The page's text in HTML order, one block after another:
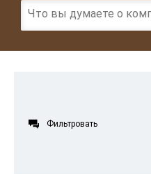
 Фильтровать